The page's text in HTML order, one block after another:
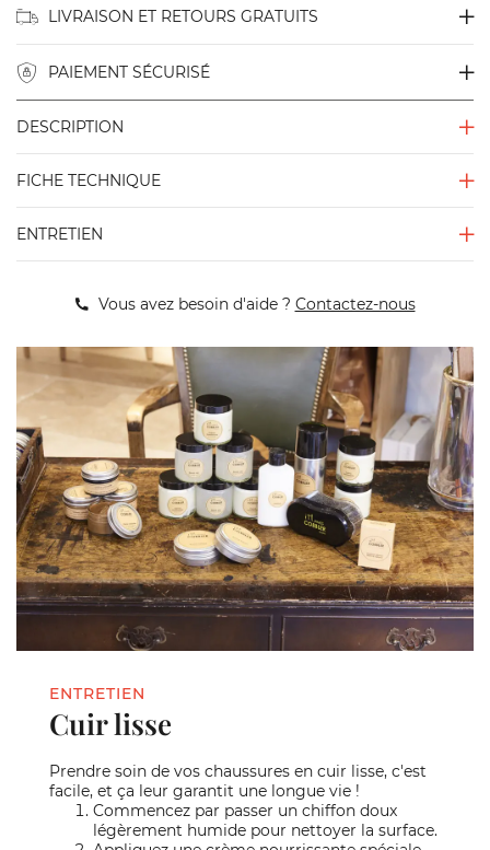
LIVRAISON ET RETOURS GRATUITS
PAIEMENT SÉCURISÉ
DESCRIPTION
FICHE TECHNIQUE
ENTRETIEN
Vous avez besoin d'aide ? Contactez-nous
ENTRETIEN
Cuir lisse
Prendre soin de vos chaussures en cuir lisse, c'est
facile, et ça leur garantit une longue vie !
Commencez par passer un chiffon doux
légèrement humide pour nettoyer la surface.